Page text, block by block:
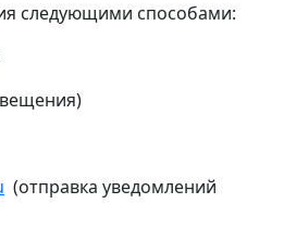
следующими способами:
(отправка уведомлений